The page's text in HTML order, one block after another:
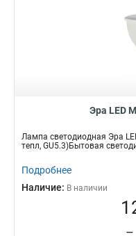
Эра LED
Лампа светодиодная Эра
тепл, GU5.3)Бытовая
Подробнее
Наличие: В наличии
–